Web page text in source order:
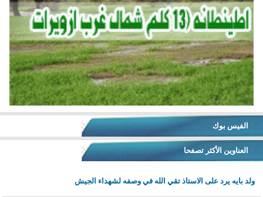
الفيس بوك
العناوين الأكثر تصفحا
ولد بايه يرد على الاستاذ تقي الله في وصفه لشهداء الجيش